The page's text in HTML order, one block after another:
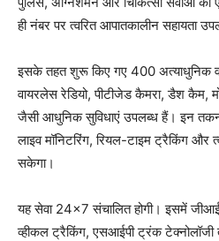
ही नंबर पर त्वरित आपातकालीन सहायता
इसके तहत शुरू किए गए 400 अत्याधुनिक
वायरलेस रेडियो, पीटीजेड कैमरा, डैश कैम,
जैसी आधुनिक सुविधाएं उपलब्ध हैं। इन
लाइव मॉनिटरिंग, रियल-टाइम ट्रैकिंग और
सकेगा।
यह सेवा 24×7 संचालित होगी। इसमें
व्हीकल ट्रैकिंग, एसआईपी ट्रंक